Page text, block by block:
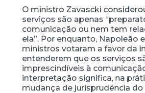
O ministro Zavascki
serviços são apenas
comunicação ou nem tem
ela”. Por enquanto, Napoleão
ministros votaram a favor da
entenderem que os serviços
imprescindíveis à
interpretação significa, na
mudança de jurisprudência do